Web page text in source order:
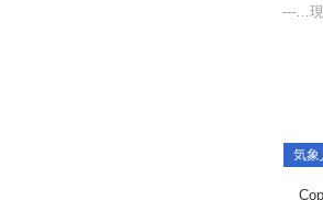
---…
気象